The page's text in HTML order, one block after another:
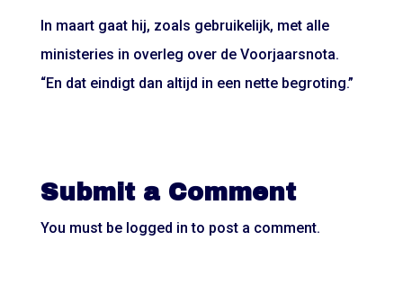
In maart gaat hij, zoals gebruikelijk, met alle
ministeries in overleg over de Voorjaarsnota.
“En dat eindigt dan altijd in een nette begroting.”
Submit a Comment
You must be logged in to post a comment.